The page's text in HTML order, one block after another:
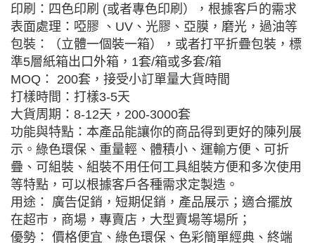
印刷：四色印刷 (或者專色印刷），根據客戶的需求
表面處理：啞膠 、UV、光膠、亞膜，磨光，過油等
包裝：（立體一個裝一箱），或者打平折疊包裝，標
準5層紙箱出口外箱，1套/箱或多套/箱
MOQ： 200套，接受小訂單量大貨時間
打樣時間：打樣3-5天
大貨周期：8-12天，200-3000套
功能與特點：本產品能讓你的商品得到更好的陳列展
示。綠色環保、重量輕、體積小、運輸方便、可折
疊、可組裝、組裝不用任何工具組裝方便和多次使用
等特點，可以根據客戶各種需求定製造。
用途： 廣告促銷，短期促銷，產品展示；適合擺放
在超市，商場，專賣店，大型賣場等場所；
優勢： 價格便宜、綠色環保、色彩簡單經典、終端